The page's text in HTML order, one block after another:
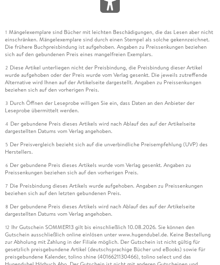
1 Mängelexemplare sind Bücher mit leichten Beschädigungen, die das Lesen aber nicht
einschränken. Mängelexemplare sind durch einen Stempel als solche gekennzeichnet.
Die frühere Buchpreisbindung ist aufgehoben. Angaben zu Preissenkungen beziehen
sich auf den gebundenen Preis eines mangelfreien Exemplars.
2 Diese Artikel unterliegen nicht der Preisbindung, die Preisbindung dieser Artikel
wurde aufgehoben oder der Preis wurde vom Verlag gesenkt. Die jeweils zutreffende
Alternative wird Ihnen auf der Artikelseite dargestellt. Angaben zu Preissenkungen
beziehen sich auf den vorherigen Preis.
3 Durch Öffnen der Leseprobe willigen Sie ein, dass Daten an den Anbieter der
Leseprobe übermittelt werden.
4 Der gebundene Preis dieses Artikels wird nach Ablauf des auf der Artikelseite
dargestellten Datums vom Verlag angehoben.
5 Der Preisvergleich bezieht sich auf die unverbindliche Preisempfehlung (UVP) des
Herstellers.
6 Der gebundene Preis dieses Artikels wurde vom Verlag gesenkt. Angaben zu
Preissenkungen beziehen sich auf den vorherigen Preis.
7 Die Preisbindung dieses Artikels wurde aufgehoben. Angaben zu Preissenkungen
beziehen sich auf den letzten gebundenen Preis.
8 Der gebundene Preis dieses Artikels wird nach Ablauf des auf der Artikelseite
dargestellten Datums vom Verlag angehoben.
12 Ihr Gutschein SOMMER13 gilt bis einschließlich 10.08.2026. Sie können den
Gutschein ausschließlich online einlösen unter www.hugendubel.de. Keine Bestellung
zur Abholung mit Zahlung in der Filiale möglich. Der Gutschein ist nicht gültig für
gesetzlich preisgebundene Artikel (deutschsprachige Bücher und eBooks) sowie für
preisgebundene Kalender, tolino shine (4016621130466), tolino select und das